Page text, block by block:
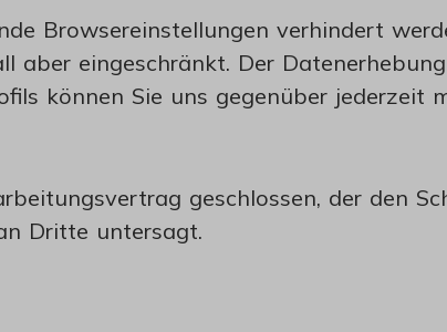
Browsereinstellungen verhindert
aber eingeschränkt. Der
können Sie uns gegenüber jederzeit
geschlossen, der den
Dritte untersagt.